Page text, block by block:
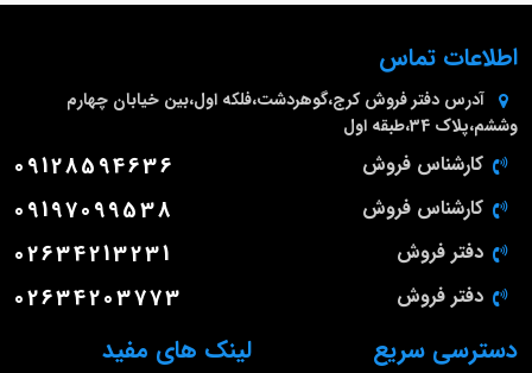
لینک های مفید دسترسی سریع
اطلاعات تماس
آدرس دفتر فروش کرج،گوهردشت،فلکه اول،بین خیابان چهارم
وششم،پلاک 34،طبقه اول
کارشناس فروش 09128594636
کارشناس فروش 09197099538
دفتر فروش 02634213231
دفتر فروش 02634203773